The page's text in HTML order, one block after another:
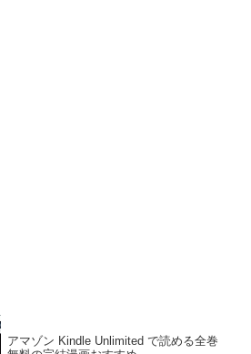
アマゾン Kindle Unlimited で読める全巻